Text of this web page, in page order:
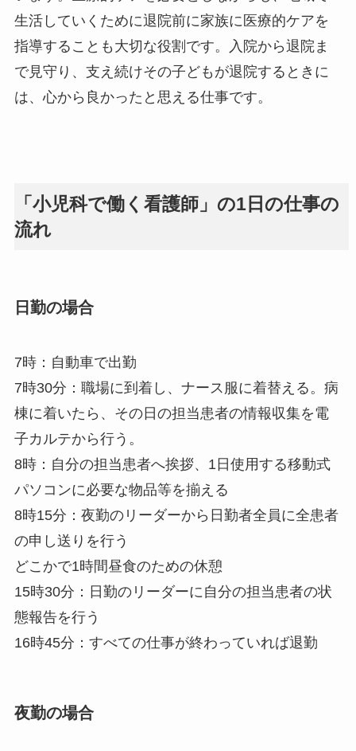
生活していくために退院前に家族に医療的ケアを
指導することも大切な役割です。入院から退院ま
で見守り、支え続けその子どもが退院するときに
は、心から良かったと思える仕事です。
「小児科で働く看護師」の1日の仕事の
流れ
日勤の場合
7時：自動車で出勤
7時30分：職場に到着し、ナース服に着替える。病
棟に着いたら、その日の担当患者の情報収集を電
子カルテから行う。
8時：自分の担当患者へ挨拶、1日使用する移動式
パソコンに必要な物品等を揃える
8時15分：夜勤のリーダーから日勤者全員に全患者
の申し送りを行う
どこかで1時間昼食のための休憩
15時30分：日勤のリーダーに自分の担当患者の状
態報告を行う
16時45分：すべての仕事が終わっていれば退勤
夜勤の場合